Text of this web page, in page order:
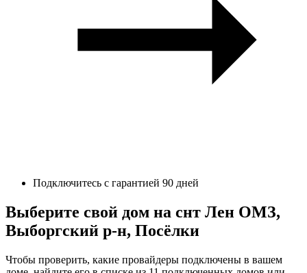
Подключитесь с гарантией 90 дней
Выберите свой дом на снт Лен ОМЗ,
Выборгский р-н, Посёлки
Чтобы проверить, какие провайдеры подключены в вашем